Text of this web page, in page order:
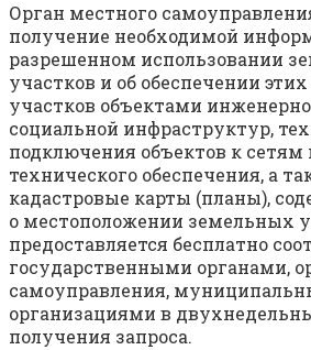
Орган местного
получение необходимой
разрешенном использовании
участков и об обеспечении
участков объектами
социальной инфраструктур,
подключения объектов к
технического обеспечения, а
кадастровые карты (планы),
о местоположении земельных
предоставляется бесплатно
государственными органами,
самоуправления,
организациями в
получения запроса.